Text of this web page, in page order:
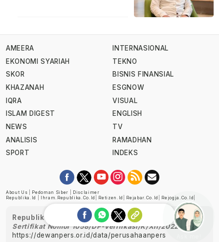
AMEERA
EKONOMI SYARIAH
SKOR
KHAZANAH
IQRA
ISLAM DIGEST
NEWS
ANALISIS
SPORT
INTERNASIONAL
TEKNO
BISNIS FINANSIAL
ESGNOW
VISUAL
ENGLISH
TV
RAMADHAN
INDEKS
About Us Pedoman Siber
Disclaimer
Republika.id
Ihram.republika.co.id Retizen.id Rejabar.co.id Rejogja.co.id
Republika telah diverifikasi oleh Dewan Pers
Sertifikat Nomor 1058/DP-Verifikasi/K/XII/2022
https://dewanpers.or.id/data/perusahaanpers